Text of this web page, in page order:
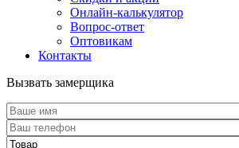
Онлайн-калькулятор
Вопрос-ответ
Оптовикам
Контакты
Вызвать замерщика